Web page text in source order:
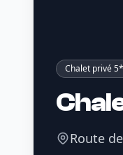
Chalet privé 5*
Route